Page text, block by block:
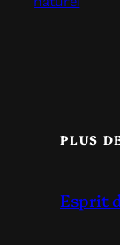
PLUS
Esprit